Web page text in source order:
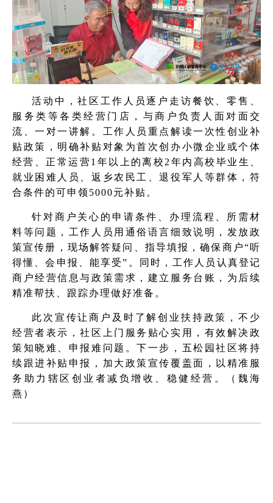
活动中，社区工作人员逐户走访餐饮、零售、
服务类等各类经营门店，与商户负责人面对面交
流、一对一讲解。工作人员重点解读一次性创业补
贴政策，明确补贴对象为首次创办小微企业或个体
经营、正常运营1年以上的离校2年内高校毕业生、
就业困难人员、返乡农民工、退役军人等群体，符
合条件的可申领5000元补贴。
针对商户关心的申请条件、办理流程、所需材
料等问题，工作人员用通俗语言细致说明，发放政
策宣传册，现场解答疑问、指导填报，确保商户“听
得懂、会申报、能享受”。同时，工作人员认真登记
商户经营信息与政策需求，建立服务台账，为后续
精准帮扶、跟踪办理做好准备。
此次宣传让商户及时了解创业扶持政策，不少
经营者表示，社区上门服务贴心实用，有效解决政
策知晓难、申报难问题。下一步，五松园社区将持
续跟进补贴申报，加大政策宣传覆盖面，以精准服
务助力辖区创业者减负增收、稳健经营。（魏海
燕）